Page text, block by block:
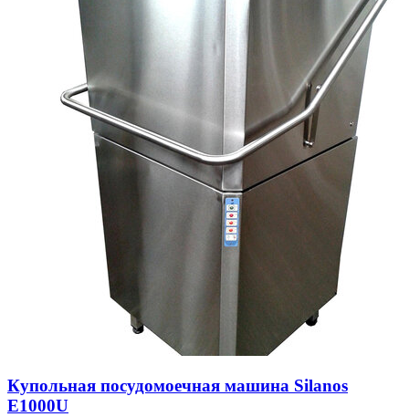
Купольная посудомоечная машина Silanos
E1000U